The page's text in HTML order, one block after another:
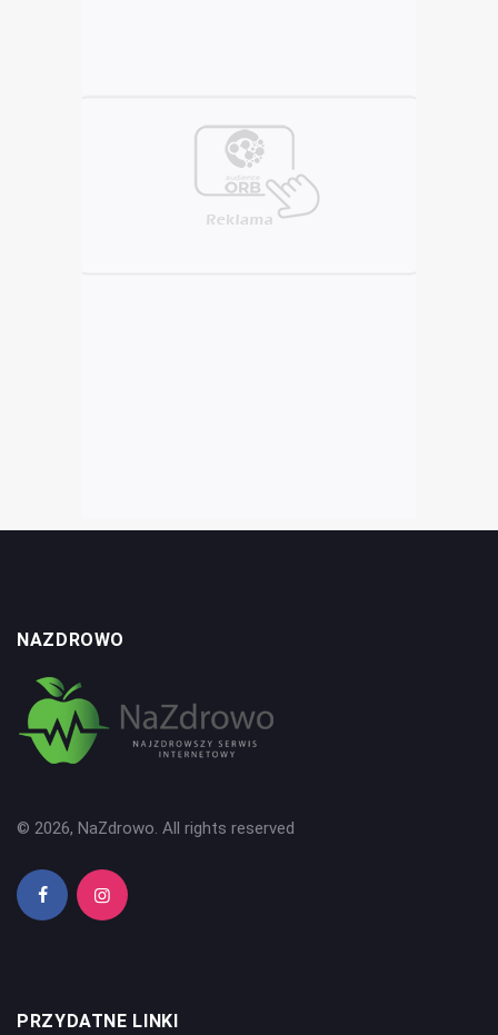
NAZDROWO
© 2026, NaZdrowo. All rights reserved
PRZYDATNE LINKI